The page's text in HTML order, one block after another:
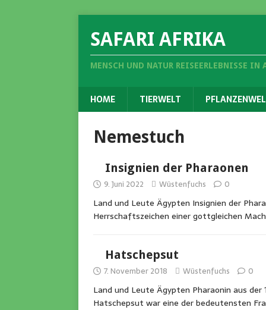
SAFARI AFRIKA
MENSCH UND NATUR REISEERLEBNISSE IN
HOME TIERWELT
Nemestuch
Insignien der Pharaonen
9. Juni 2022 Wüstenfuchs 0
Land und Leute Ägypten Insignien der
Herrschaftszeichen einer gottgleichen
Hatschepsut
7. November 2018 Wüstenfuchs 0
Land und Leute Ägypten Pharaonin aus
Hatschepsut war eine der bedeutensten